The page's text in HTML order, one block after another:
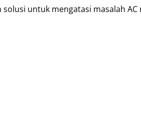
untuk mengatasi masalah